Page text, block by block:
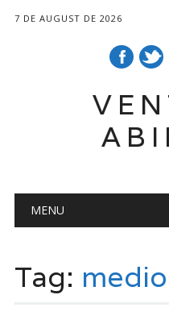
7 DE AUGUST DE 2026
Main menu
MENU
Tag: